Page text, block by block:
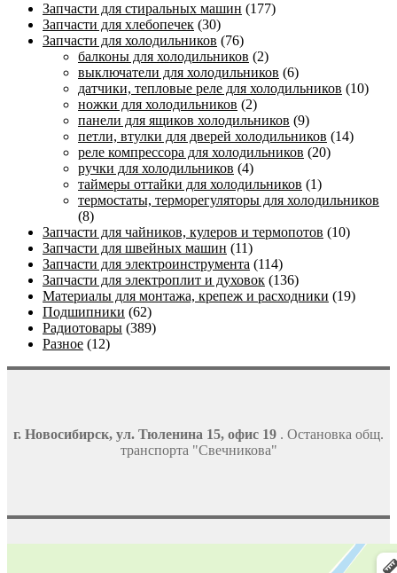
Запчасти для стиральных машин (177)
Запчасти для хлебопечек (30)
Запчасти для холодильников (76)
балконы для холодильников (2)
выключатели для холодильников (6)
датчики, тепловые реле для холодильников (10)
ножки для холодильников (2)
панели для ящиков холодильников (9)
петли, втулки для дверей холодильников (14)
реле компрессора для холодильников (20)
ручки для холодильников (4)
таймеры оттайки для холодильников (1)
термостаты, терморегуляторы для холодильников
(8)
Запчасти для чайников, кулеров и термопотов (10)
Запчасти для швейных машин (11)
Запчасти для электроинструмента (114)
Запчасти для электроплит и духовок (136)
Материалы для монтажа, крепеж и расходники (19)
Подшипники (62)
Радиотовары (389)
Разное (12)
г. Новосибирск, ул. Тюленина 15, офис 19 . Остановка общ.
транспорта "Свечникова"